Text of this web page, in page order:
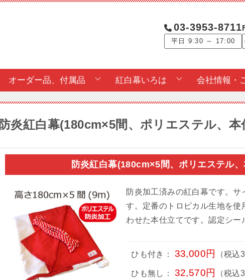
03-3953-8711
平日 9:30 ～ 17:00
オーダー品、付属品 紅白幕いろは 会社情報・
防炎紅白幕(180cm×5間、ポリエステル、本
防炎紅白幕(180cm×5間、ポリエステル
防炎加工済みの紅白幕です。
す。定番のトロピカル生地を
わせた本仕立てです。認定シー
ひも付き： 33,000円 （税込
ひも無し： 32,570円 （税込